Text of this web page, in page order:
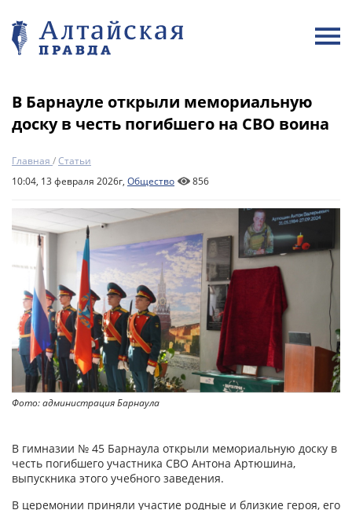
В Барнауле открыли мемориальную
доску в честь погибшего на СВО воина
Главная /Статьи
10:04, 13 февраля 2026г, Общество 856
Фото: администрация Барнаула
В гимназии № 45 Барнаула открыли мемориальную доску в
честь погибшего участника СВО Антона Артюшина,
выпускника этого учебного заведения.
В церемонии приняли участие родные и близкие героя, его